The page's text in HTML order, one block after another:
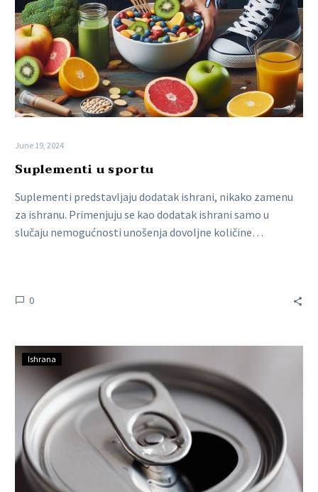
June 19, 2024
Suplementi u sportu
Suplementi predstavljaju dodatak ishrani, nikako zamenu
za ishranu. Primenjuju se kao dodatak ishrani samo u
slučaju nemogućnosti unošenja dovoljne količine…
0
Ishrana